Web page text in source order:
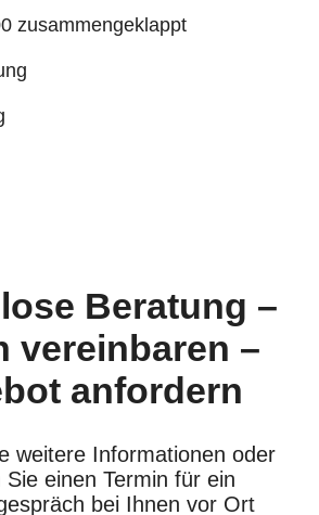
zusammengeklappt
Beratung –
vereinbaren –
anfordern
weitere Informationen oder
Sie einen Termin für ein
bei Ihnen vor Ort